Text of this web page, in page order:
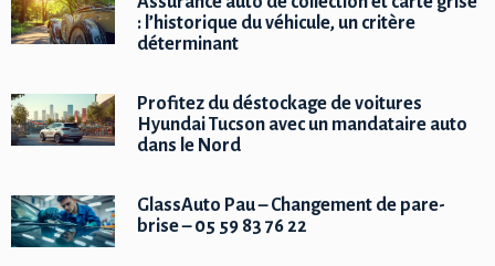
: l’historique du véhicule, un critère
déterminant
Profitez du déstockage de voitures
Hyundai Tucson avec un mandataire auto
dans le Nord
GlassAuto Pau – Changement de pare-
brise – 05 59 83 76 22